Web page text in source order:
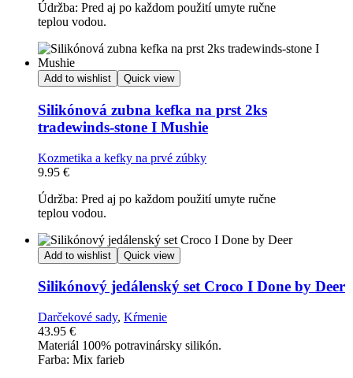
Údržba: Pred aj po každom použití umyte ručne
teplou vodou.
Add to wishlist Quick view
Silikónová zubna kefka na prst 2ks
tradewinds-stone I Mushie
Kozmetika a kefky na prvé zúbky
9.95 €
Údržba: Pred aj po každom použití umyte ručne
teplou vodou.
Add to wishlist Quick view
Silikónový jedálenský set Croco I Done by Deer
Darčekové sady, Kŕmenie
43.95 €
Materiál 100% potravinársky silikón.
Farba: Mix farieb